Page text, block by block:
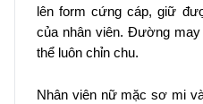
lên form cứng cáp, giữ
của nhân viên. Đường may
thể luôn chỉn chu.
Nhân viên nữ mặc sơ mi